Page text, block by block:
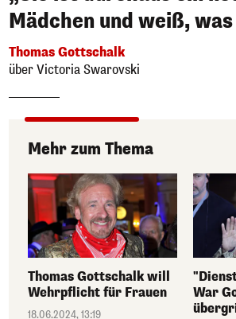
Mädchen und weiß,
Thomas Gottschalk
über Victoria Swarovski
Mehr zum Thema
Thomas Gottschalk will
Wehrpflicht für Frauen
18.06.2024, 13:19
War